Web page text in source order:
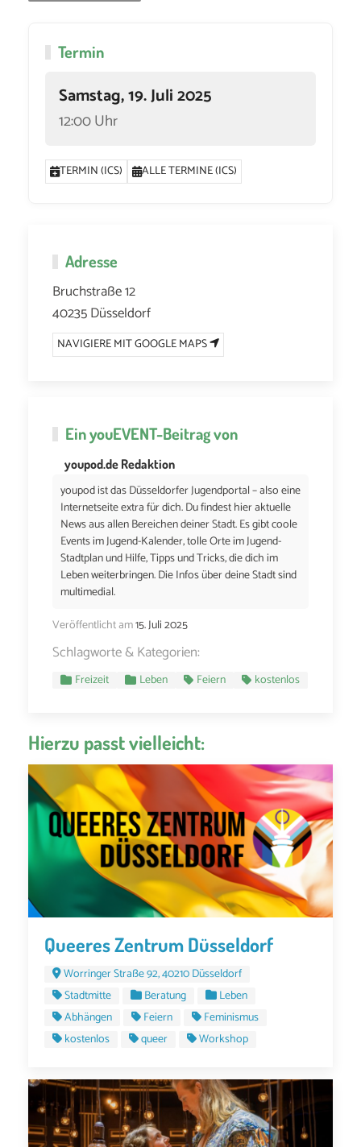
Termin
Samstag, 19. Juli 2025
12:00 Uhr
TERMIN (ICS) ALLE TERMINE (ICS)
Adresse
Bruchstraße 12
40235 Düsseldorf
NAVIGIERE MIT GOOGLE MAPS
EinyouEVENT-Beitrag von
youpod.de Redaktion
youpod ist das Düsseldorfer Jugendportal – also eine
Internetseite extra für dich. Du findest hier aktuelle
News aus allen Bereichen deiner Stadt. Es gibt coole
Events im Jugend-Kalender, tolle Orte im Jugend-
Stadtplan und Hilfe, Tipps und Tricks, die dich im
Leben weiterbringen. Die Infos über deine Stadt sind
multimedial.
Veröffentlicht am15. Juli 2025
Schlagworte & Kategorien:
Freizeit Leben Feiern kostenlos
Hierzu passt vielleicht:
Queeres Zentrum Düsseldorf
Worringer Straße 92, 40210 Düsseldorf
Stadtmitte
Beratung
Leben
Abhängen
Feiern
Feminismus
kostenlos
queer Workshop